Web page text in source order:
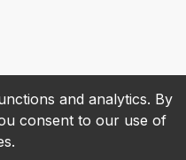
and analytics. By
consent to our use of